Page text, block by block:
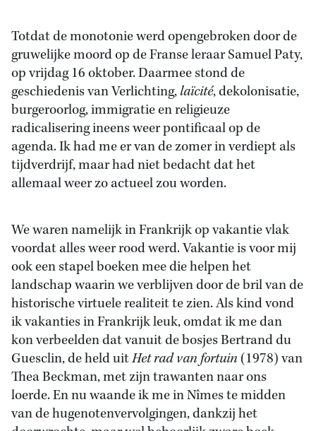
Totdat de monotonie werd opengebroken door de
gruwelijke moord op de Franse leraar Samuel Paty,
op vrijdag 16 oktober. Daarmee stond de
geschiedenis van Verlichting,laïcité, dekolonisatie,
burgeroorlog, immigratie en religieuze
radicalisering ineens weer pontificaal op de
agenda. Ik had me er van de zomer in verdiept als
tijdverdrijf, maar had niet bedacht dat het
allemaal weer zo actueel zou worden.
We waren namelijk in Frankrijk op vakantie vlak
voordat alles weer rood werd. Vakantie is voor mij
ook een stapel boeken mee die helpen het
landschap waarin we verblijven door de bril van de
historische virtuele realiteit te zien. Als kind vond
ik vakanties in Frankrijk leuk, omdat ik me dan
kon verbeelden dat vanuit de bosjes Bertrand du
Guesclin, de held uitHet rad van fortuin (1978) van
Thea Beckman, met zijn trawanten naar ons
loerde. En nu waande ik me in Nîmes te midden
van de hugenotenvervolgingen, dankzij het